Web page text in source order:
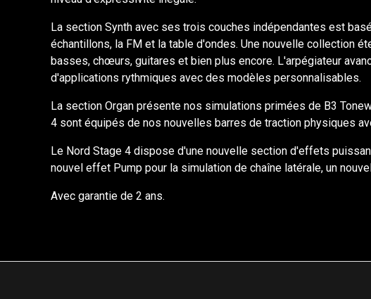
La section Synth avec ses trois couches indépendantes est
échantillons, la FM et la table d'ondes. Une nouvelle collection
basses, chœurs, guitares et bien plus encore. L'arpégiateur
d'applications rythmiques avec des modèles personnalisables.
La section Organ présente nos simulations primées de B3
4 sont équipés de nos nouvelles barres de traction physiques
Le Nord Stage 4 dispose d'une nouvelle section d'effets
nouvel effet Pump pour la simulation de chaîne latérale, un
Avec garantie de 2 ans.